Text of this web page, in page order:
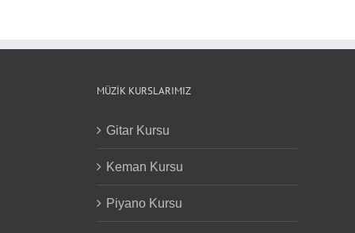
MÜZIK KURSLARIMIZ
Gitar Kursu
Keman Kursu
Piyano Kursu